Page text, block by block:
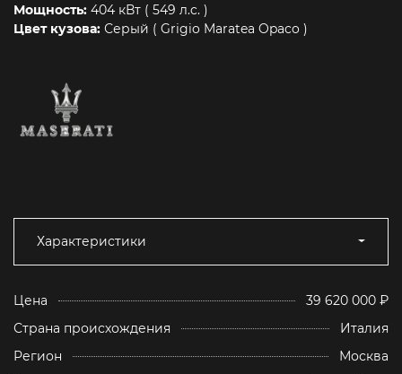
Мощность: 404 кВт ( 549 л.c. )
Цвет кузова: Серый ( Grigio Maratea Opaco )
Характеристики
Цена
39 620 000 ₽
Страна происхождения
Италия
Регион
Москва